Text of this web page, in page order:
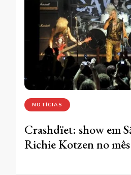
NOTÍCIAS
Crashdïet: show em
Richie Kotzen no